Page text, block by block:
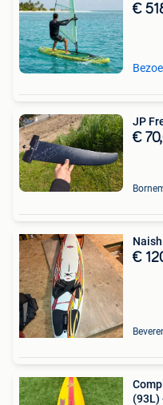
€
JP
€
€
(93L)